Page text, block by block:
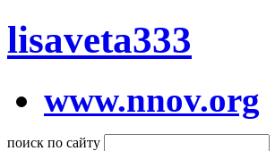
lisaveta333
www.nnov.org
поиск по сайту